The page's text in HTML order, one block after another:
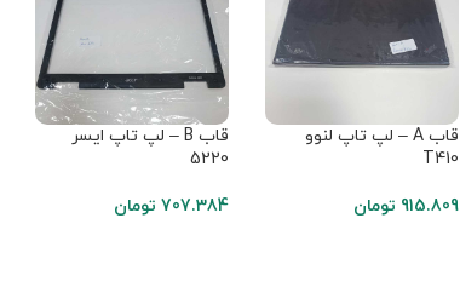
قاب A – لپ تاپ لنوو
T410
915.809 تومان
قاب B – لپ تاپ ایسر
5220
707.384 تومان